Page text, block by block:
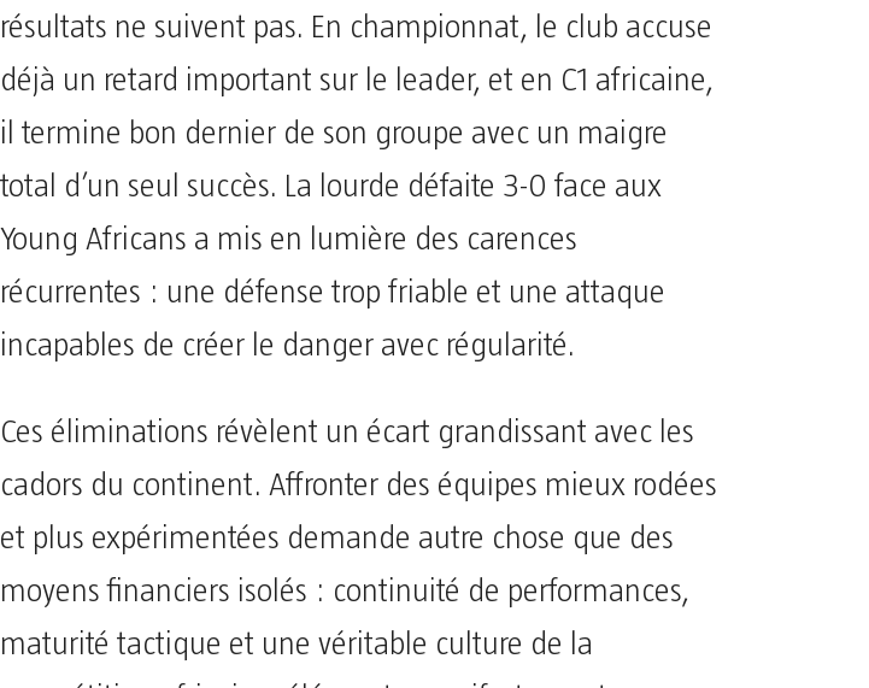
résultats ne suivent pas. En championnat, le club accuse
déjà un retard important sur le leader, et en C1 africaine,
il termine bon dernier de son groupe avec un maigre
total d’un seul succès. La lourde défaite 3-0 face aux
Young Africans a mis en lumière des carences
récurrentes : une défense trop friable et une attaque
incapables de créer le danger avec régularité.
Ces éliminations révèlent un écart grandissant avec les
cadors du continent. Affronter des équipes mieux rodées
et plus expérimentées demande autre chose que des
moyens financiers isolés : continuité de performances,
maturité tactique et une véritable culture de la